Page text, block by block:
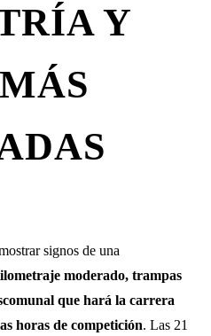
Y
signos de una
moderado, trampas
que hará la carrera
horas de competición. Las 21